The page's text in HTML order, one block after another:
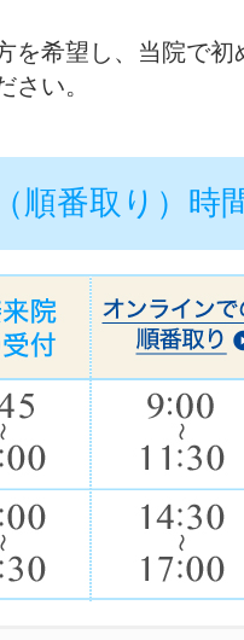
を希望し、当院で初
さい。
順番取り）時